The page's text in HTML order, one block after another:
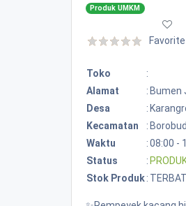
Produk UMKM
Favorite
Toko
:
Alamat
: Bumen
Desa
:
Kecamatan
:
Waktu
:08:00 -
Status
:
Stok Produk: